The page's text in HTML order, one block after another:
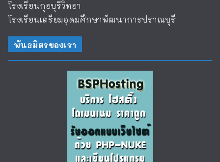
โรงเรียนกุยบุรีวิทยา
โรงเรียนเตรียมอุดมศึกษาพัฒนาการปราณบุรี
พันธมิตรของเรา